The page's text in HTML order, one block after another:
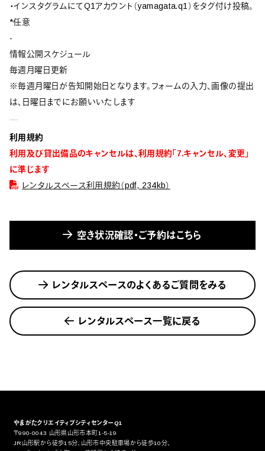
・インスタグラムにてQ1アカウント（yamagata.q1）をタグ付け投稿。
*任意
-
情報公開スケジュール
毎週月曜日更新
※毎週月曜日が告知開始日となります。フォームの入力、画像の提出
は、日曜日までにお願いいたします
利用規約
利用及び貸出備品のキャンセルは、利用規約「7.キャンセル、変更」
に準じます
レンタルスペース利用規約（pdf, 234kb）
空き状況確認・ご予約はこちら
レンタルスペースのよくあるご質問をみる
レンタルスペース一覧に戻る
やまがたクリエイティブシティセンターQ1
〒990-0043 山形県山形市本町1-5-19
JR山形駅から徒歩15分、山形市中央駐車場から徒歩10分、